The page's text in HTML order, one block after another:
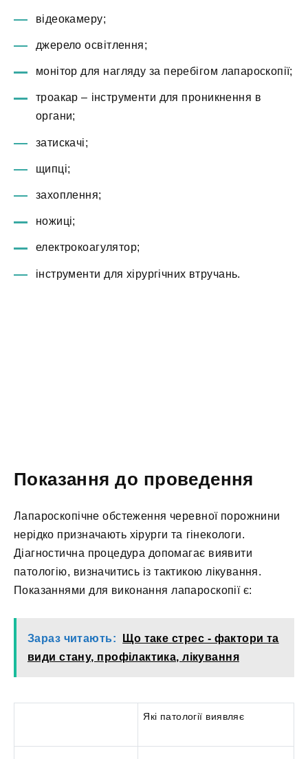
відеокамеру;
джерело освітлення;
монітор для нагляду за перебігом лапароскопії;
троакар – інструменти для проникнення в
органи;
затискачі;
щипці;
захоплення;
ножиці;
електрокоагулятор;
інструменти для хірургічних втручань.
Показання до проведення
Лапароскопічне обстеження черевної порожнини
нерідко призначають хірурги та гінекологи.
Діагностична процедура допомагає виявити
патологію, визначитись із тактикою лікування.
Показаннями для виконання лапароскопії є:
Зараз читають:
Що таке стрес - фактори та
види стану, профілактика, лікування
Які патології виявляє